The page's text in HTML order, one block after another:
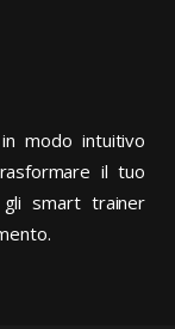
modo intuitivo
il tuo
smart trainer